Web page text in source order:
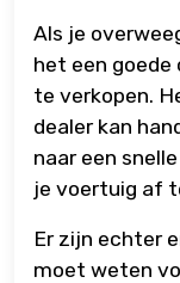
Als je
het een goede
te verkopen.
dealer kan
naar een
je voertuig af
Er zijn echter
moet weten